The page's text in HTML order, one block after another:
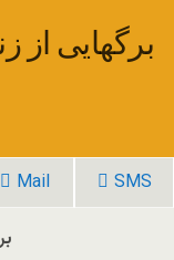
برگهایی از
Mail SMS